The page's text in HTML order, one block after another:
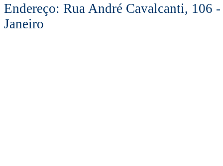
Endereço: Rua André Cavalcanti, 106
Janeiro